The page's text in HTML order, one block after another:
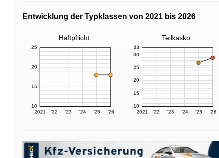
Entwicklung der Typklassen von 2021 bis 2026
Haftpflicht Teilkasko
2021 '22 '23 '24 '25 '26
10
15
20
25
2021 '22 '23 '24 '25 '26
10
15
20
25
30
33